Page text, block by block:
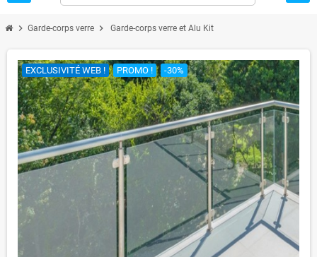
chevron_right Garde-corps verre chevron_right Garde-corps verre et Alu Kit
EXCLUSIVITÉ WEB ! PROMO ! -30%